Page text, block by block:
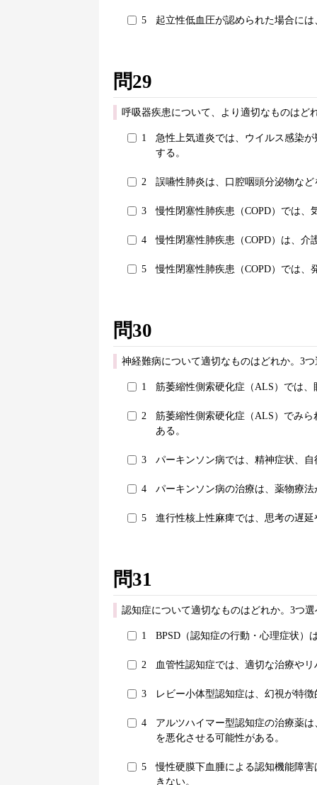
5 起立性低血圧が認められた場合に
問29
呼吸器疾患について、より適切なものはど
1
急性上気道炎では、ウイルス感染
する。
2 誤嚥性肺炎は、口腔咽頭分泌物な
3 慢性閉塞性肺疾患（COPD）では
4 慢性閉塞性肺疾患（COPD）は、
5 慢性閉塞性肺疾患（COPD）では
問30
神経難病について適切なものはどれか。3
1 筋萎縮性側索硬化症（ALS）では
2
筋萎縮性側索硬化症（ALS）でみ
ある。
3 パーキンソン病では、精神症状、
4 パーキンソン病の治療は、薬物療
5 進行性核上性麻痺では、思考の遅
問31
認知症について適切なものはどれか。3つ選
1 BPSD（認知症の行動・心理症状）
2 血管性認知症では、適切な治療や
3 レビー小体型認知症は、幻視が特
4
アルツハイマー型認知症の治療薬
を悪化させる可能性がある。
5
慢性硬膜下血腫による認知機能障
きない。